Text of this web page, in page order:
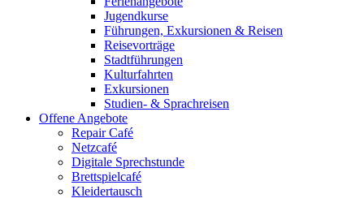
Jugendkurse
Führungen, Exkursionen & Reisen
Reisevorträge
Stadtführungen
Kulturfahrten
Exkursionen
Studien- & Sprachreisen
Offene Angebote
Repair Café
Netzcafé
Digitale Sprechstunde
Brettspielcafé
Kleidertausch